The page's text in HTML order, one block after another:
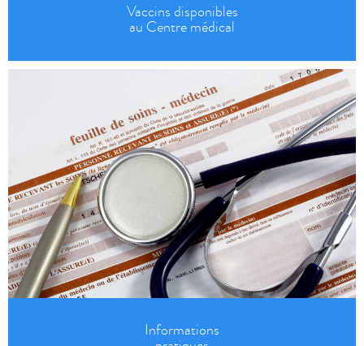
Vaccins disponibles
au Centre médical
Informations